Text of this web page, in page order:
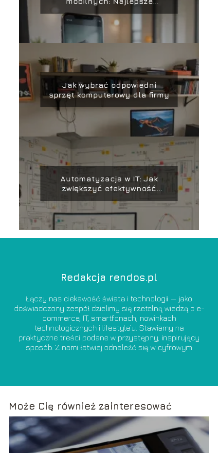
praktyki i narzędzia
Jak wybrać odpowiedni
sprzęt komputerowy dla firmy
Automatyzacja w IT: Jak
zwiększyć efektywność
zespołu i projektów
Redakcja rendos.pl
Łączy nas ciekawość świata i technologii — jako
doświadczony zespół dzielimy się rzetelną wiedzą o e-
commerce, IT, smartfonach, nowinkach
technologicznych i lifestyle’u. Stawiamy na
praktyczne treści podane w przystępny, inspirujący
sposób. Z nami łatwiej odnaleźć się w cyfrowym
Może Cię również zainteresować